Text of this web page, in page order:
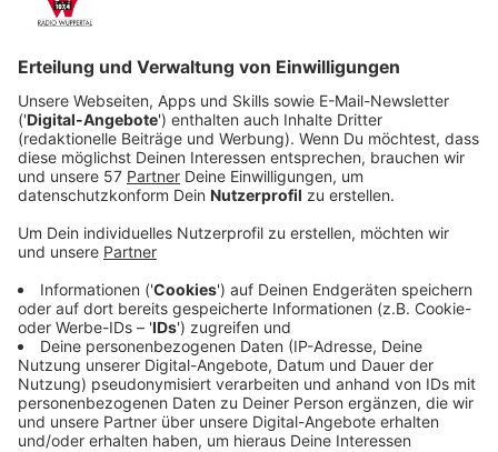
Anzeige
Tiere verhalten sich seltsam, der Radioempfang bricht
zusammen, und nach einer Begegnung im Wald wirkt
Sohn Arlo (Caleb Dolden) wie verändert. Als ein
maskierter Fremder auftaucht und eine mysteriöse
blaue Linie um das Anwesen zieht, eskaliert die
Situation. Wer die Grenze überschreitet, stirbt sofort
auf brutale Weise. Mit anderen Dorfbewohnern
gefangen, muss die Familie herausfinden, was hinter
der tödlichen Macht steckt…
Streaming-Dienst: Magenta TV